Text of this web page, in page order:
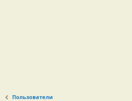
Пользователи